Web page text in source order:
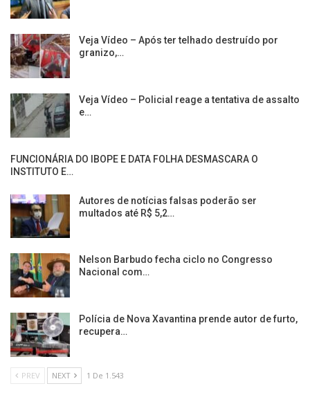
Veja Vídeo – Após ter telhado destruído por
granizo,…
Veja Vídeo – Policial reage a tentativa de assalto
e…
FUNCIONÁRIA DO IBOPE E DATA FOLHA DESMASCARA O
INSTITUTO E…
Autores de notícias falsas poderão ser
multados até R$ 5,2…
Nelson Barbudo fecha ciclo no Congresso
Nacional com…
Polícia de Nova Xavantina prende autor de furto,
recupera…
PREV NEXT 1 De 1.543